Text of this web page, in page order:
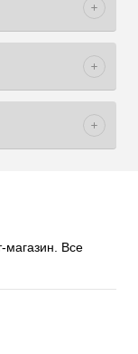
магазин. Все